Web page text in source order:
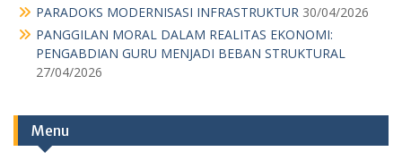
PARADOKS MODERNISASI INFRASTRUKTUR 30/04/2026
PANGGILAN MORAL DALAM REALITAS EKONOMI:
PENGABDIAN GURU MENJADI BEBAN STRUKTURAL
27/04/2026
Menu